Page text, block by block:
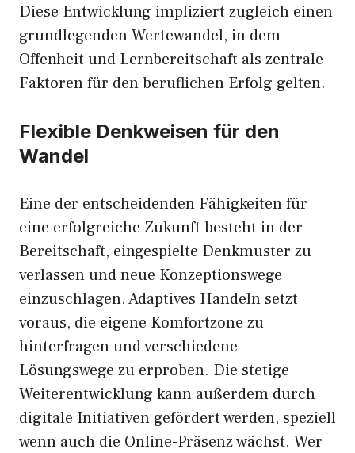
Diese Entwicklung impliziert zugleich einen
grundlegenden Wertewandel, in dem
Offenheit und Lernbereitschaft als zentrale
Faktoren für den beruflichen Erfolg gelten.
Flexible Denkweisen für den
Wandel
Eine der entscheidenden Fähigkeiten für
eine erfolgreiche Zukunft besteht in der
Bereitschaft, eingespielte Denkmuster zu
verlassen und neue Konzeptionswege
einzuschlagen. Adaptives Handeln setzt
voraus, die eigene Komfortzone zu
hinterfragen und verschiedene
Lösungswege zu erproben. Die stetige
Weiterentwicklung kann außerdem durch
digitale Initiativen gefördert werden, speziell
wenn auch die Online-Präsenz wächst. Wer